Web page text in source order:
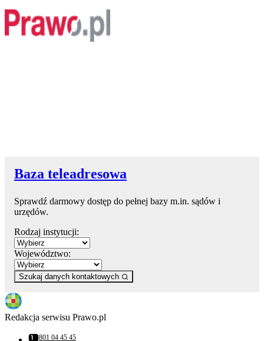
Baza teleadresowa
Sprawdź darmowy dostęp do pełnej bazy m.in. sądów i
urzędów.
Rodzaj instytucji:
Województwo:
Szukaj danych kontaktowych
Redakcja serwisu Prawo.pl
801 04 45 45